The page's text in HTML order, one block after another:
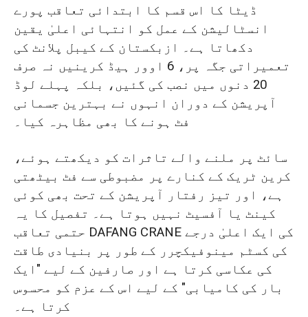
ڈیٹا کا اس قسم کا ابتدائی تعاقب پورے
انسٹالیشن کے عمل کو انتہائی اعلیٰ یقین
دکھاتا ہے۔ ازبکستان کے کیبل پلانٹ کی
تعمیراتی جگہ پر، 6 اوور ہیڈ کرینیں نہ صرف
20 دنوں میں نصب کی گئیں، بلکہ پہلے لوڈ
آپریشن کے دوران انہوں نے بہترین جسمانی
فٹ ہونے کا بھی مظاہرہ کیا۔
سائٹ پر ملنے والے تاثرات کو دیکھتے ہوئے،
کرین ٹریک کے کنارے پر مضبوطی سے فٹ بیٹھتی
ہے، اور تیز رفتار آپریشن کے تحت بھی کوئی
کینٹ یا آفسیٹ نہیں ہوتا ہے۔ تفصیل کا یہ
حتمی تعاقب DAFANG CRANE کی ایک اعلیٰ درجے
کی کسٹم مینوفیکچرر کے طور پر بنیادی طاقت
کی عکاسی کرتا ہے اور صارفین کے لیے "ایک
بار کی کامیابی" کے لیے اس کے عزم کو محسوس
کرتا ہے۔